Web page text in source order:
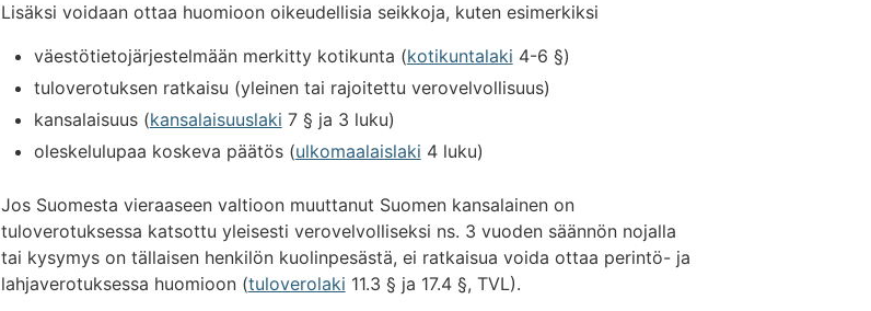
Lisäksi voidaan ottaa huomioon oikeudellisia seikkoja, kuten esimerkiksi
väestötietojärjestelmään merkitty kotikunta (kotikuntalaki 4-6 §)
tuloverotuksen ratkaisu (yleinen tai rajoitettu verovelvollisuus)
kansalaisuus (kansalaisuuslaki 7 § ja 3 luku)
oleskelulupaa koskeva päätös (ulkomaalaislaki 4 luku)
Jos Suomesta vieraaseen valtioon muuttanut Suomen kansalainen on
tuloverotuksessa katsottu yleisesti verovelvolliseksi ns. 3 vuoden säännön nojalla
tai kysymys on tällaisen henkilön kuolinpesästä, ei ratkaisua voida ottaa perintö- ja
lahjaverotuksessa huomioon (tuloverolaki 11.3 § ja 17.4 §, TVL).